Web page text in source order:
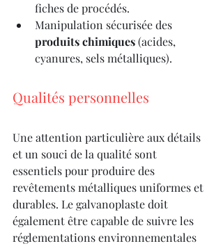
fiches de procédés.
Manipulation sécurisée des
produits chimiques (acides,
cyanures, sels métalliques).
Qualités personnelles
Une attention particulière aux détails
et un souci de la qualité sont
essentiels pour produire des
revêtements métalliques uniformes et
durables. Le galvanoplaste doit
également être capable de suivre les
réglementations environnementales